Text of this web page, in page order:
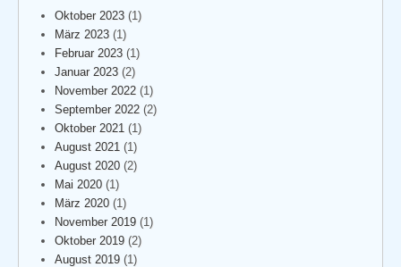
Oktober 2023 (1)
März 2023 (1)
Februar 2023 (1)
Januar 2023 (2)
November 2022 (1)
September 2022 (2)
Oktober 2021 (1)
August 2021 (1)
August 2020 (2)
Mai 2020 (1)
März 2020 (1)
November 2019 (1)
Oktober 2019 (2)
August 2019 (1)